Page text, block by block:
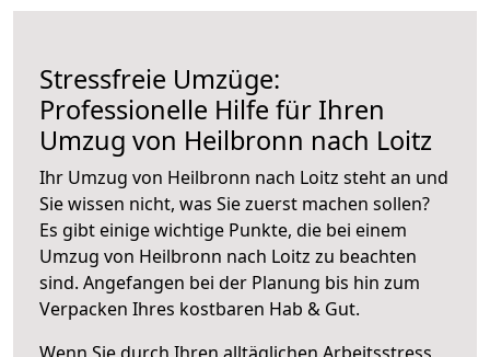
Stressfreie Umzüge:
Professionelle Hilfe für Ihren
Umzug von Heilbronn nach Loitz
Ihr Umzug von Heilbronn nach Loitz steht an und
Sie wissen nicht, was Sie zuerst machen sollen?
Es gibt einige wichtige Punkte, die bei einem
Umzug von Heilbronn nach Loitz zu beachten
sind. Angefangen bei der Planung bis hin zum
Verpacken Ihres kostbaren Hab & Gut.